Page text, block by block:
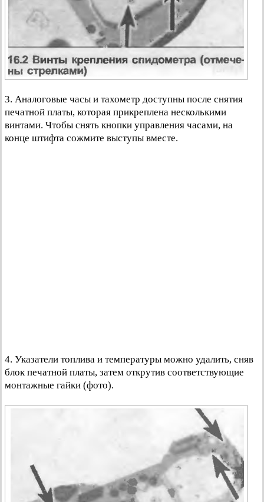
3. Аналоговые часы и тахометр доступны после снятия
печатной платы, которая прикреплена несколькими
винтами. Чтобы снять кнопки управления часами, на
конце штифта сожмите выступы вместе.
4. Указатели топлива и температуры можно удалить, сняв
блок печатной платы, затем открутив соответствующие
монтажные гайки (фото).